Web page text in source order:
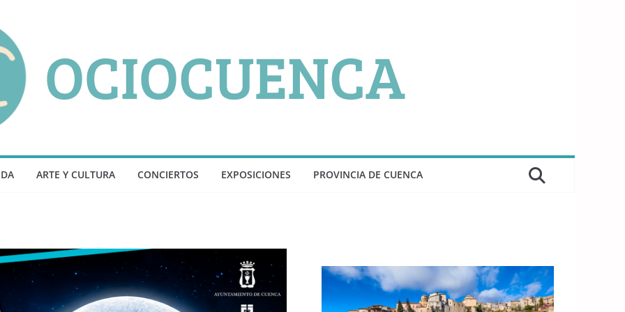
ARTE Y CULTURA CONCIERTOS EXPOSICIONES PROVINCIA DE CUENCA